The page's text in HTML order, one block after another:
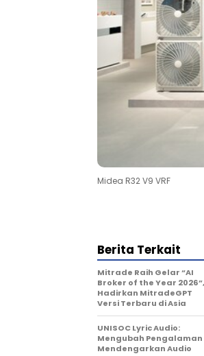
Midea R32 V9 VRF
Berita Terkait
Mitrade Raih Gelar “AI
Broker of the Year 2026”,
Hadirkan MitradeGPT
Versi Terbaru di Asia
UNISOC Lyric Audio:
Mengubah Pengalaman
Mendengarkan Audio